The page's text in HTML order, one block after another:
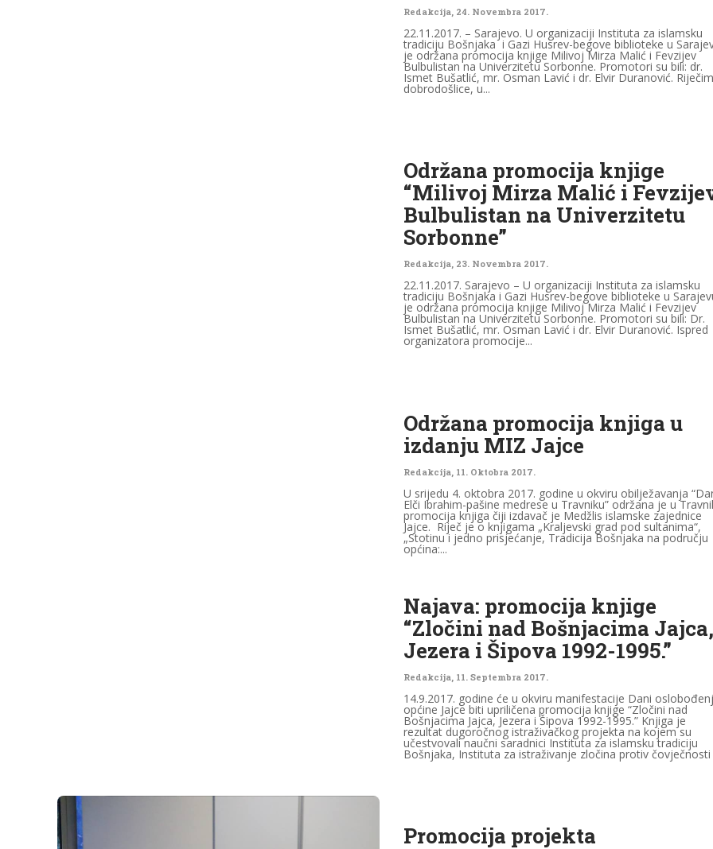
Redakcija, 24. Novembra 2017.
22.11.2017. – Sarajevo. U organizaciji Instituta za islamsku
tradiciju Bošnjaka i Gazi Husrev-begove biblioteke u
je održana promocija knjige Milivoj Mirza Malić i Fevzijev
Bulbulistan na Univerzitetu Sorbonne. Promotori su bili: dr.
Ismet Bušatlić, mr. Osman Lavić i dr. Elvir Duranović.
dobrodošlice, u...
Održana promocija knjige
“Milivoj Mirza Malić i
Bulbulistan na Univerzitetu
Sorbonne”
Redakcija, 23. Novembra 2017.
22.11.2017. Sarajevo – U organizaciji Instituta za islamsku
tradiciju Bošnjaka i Gazi Husrev-begove biblioteke u
je održana promocija knjige Milivoj Mirza Malić i Fevzijev
Bulbulistan na Univerzitetu Sorbonne. Promotori su bili: Dr.
Ismet Bušatlić, mr. Osman Lavić i dr. Elvir Duranović. Ispred
organizatora promocije...
Održana promocija knjiga u
izdanju MIZ Jajce
Redakcija 11. Oktobra 2017.
U srijedu 4. oktobra 2017. godine u okviru obilježavanja
Elči Ibrahim-pašine medrese u Travniku” održana je u
promocija knjiga čiji izdavač je Medžlis islamske zajednice
Jajce. Riječ je o knjigama „Kraljevski grad pod sultanima“,
„Stotinu i jedno prisjećanje, Tradicija Bošnjaka na području
općina:...
Najava: promocija knjige
“Zločini nad Bošnjacima Jajca,
Jezera i Šipova 1992-1995.”
Redakcija 11. Septembra 2017.
14.9.2017. godine će u okviru manifestacije Dani
općine Jajce biti upriličena promocija knjige “Zločini nad
Bošnjacima Jajca, Jezera i Šipova 1992-1995.” Knjiga je
rezultat dugoročnog istraživačkog projekta na kojem su
učestvovali naučni saradnici Instituta za islamsku tradiciju
Bošnjaka, Instituta za istraživanje zločina protiv čovječnosti
Promocija projekta